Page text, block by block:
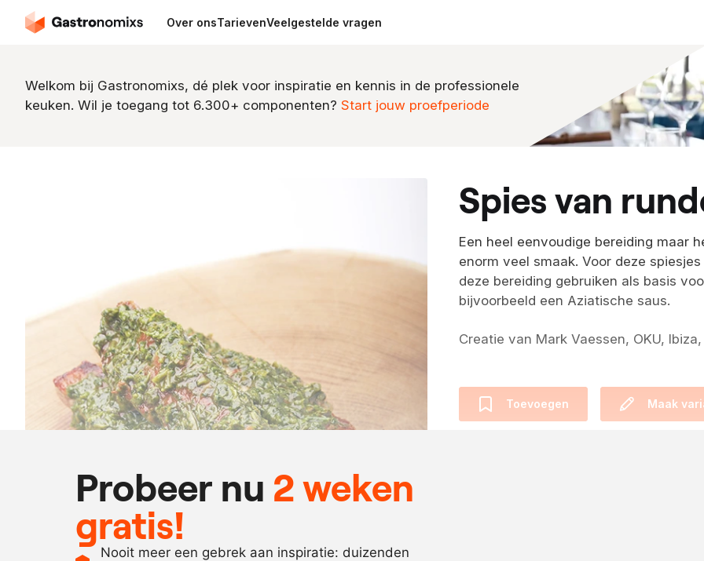
Over onsTarievenVeelgestelde vragen
Welkom bij Gastronomixs, dé plek voor inspiratie en kennis in de professionele
keuken. Wil je toegang tot 6.300+ componenten? Start jouw proefperiode
spies van
Een heel eenvoudige bereiding maar
enorm veel smaak. Voor deze
deze bereiding gebruiken als basis
bijvoorbeeld een Aziatische saus.
Creatie van Mark Vaessen, OKU,
Toevoegen Maak
Probeer nu 2 weken
gratis!
Nooit meer een gebrek aan inspiratie: duizenden